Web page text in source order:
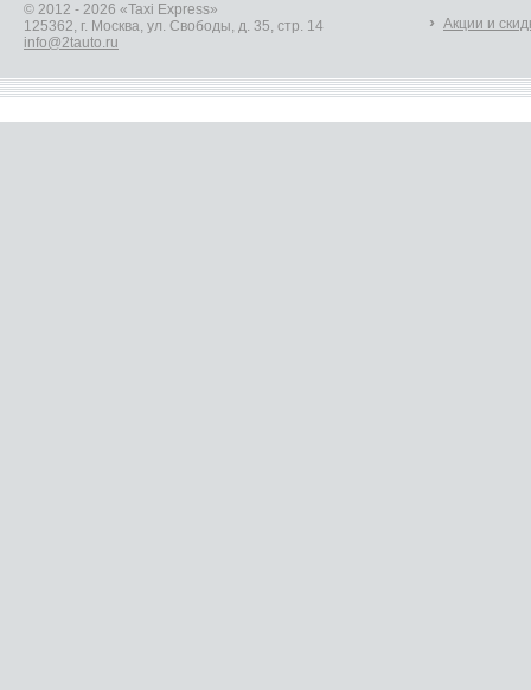
© 2012 - 2026 «Taxi Express»
125362, г. Москва, ул. Свободы, д. 35, стр. 14
info@2tauto.ru
Акции и